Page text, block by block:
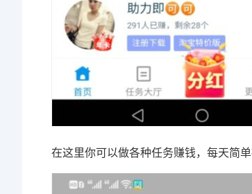
在这里你可以做各种任务赚钱，每天简